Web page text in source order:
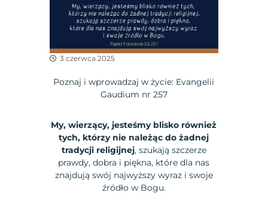
3 czerwca 2025
Poznaj i wprowadzaj w życie: Evangelii
Gaudium nr 257
My, wierzący, jesteśmy blisko również
tych, którzy nie należąc do żadnej
tradycji religijnej, szukają szczerze
prawdy, dobra i piękna, które dla nas
znajdują swój najwyższy wyraz i swoje
źródło w Bogu.